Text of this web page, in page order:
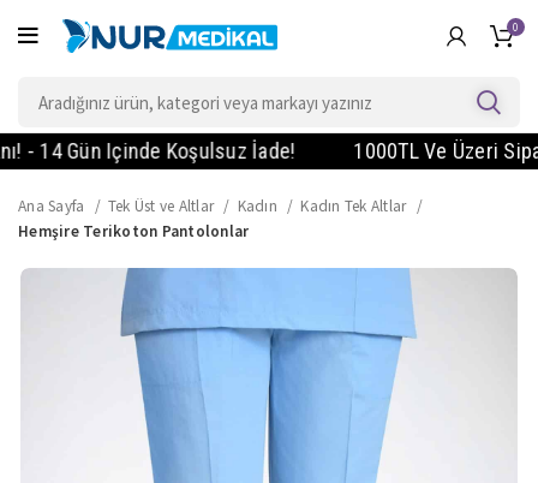
0
14 Gün Içinde Koşulsuz İade! 1000TL Ve Üzeri
Ana Sayfa Tek Üst ve Altlar Kadın
Kadın Tek Altlar
Hemşire Terikoton Pantolonlar